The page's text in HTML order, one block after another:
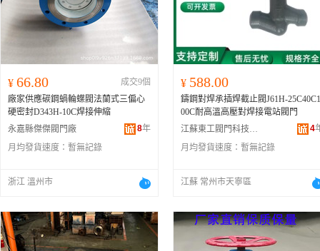
¥ 66.80
成交9個
廠家供應碳鋼蝸輪蝶閥法蘭式三偏心
硬密封D343H-10C焊接伸縮
永嘉縣傑傑閥門廠
8年
月均發貨速度： 暫無記錄
浙江 溫州市
¥ 588.00
鑄鋼對焊承插焊截止閥J61H-25C40C1
00C耐高溫高壓對焊接電站閥門
江蘇東工閥門科技有限公司
4
月均發貨速度： 暫無記錄
江蘇 常州市天寧區